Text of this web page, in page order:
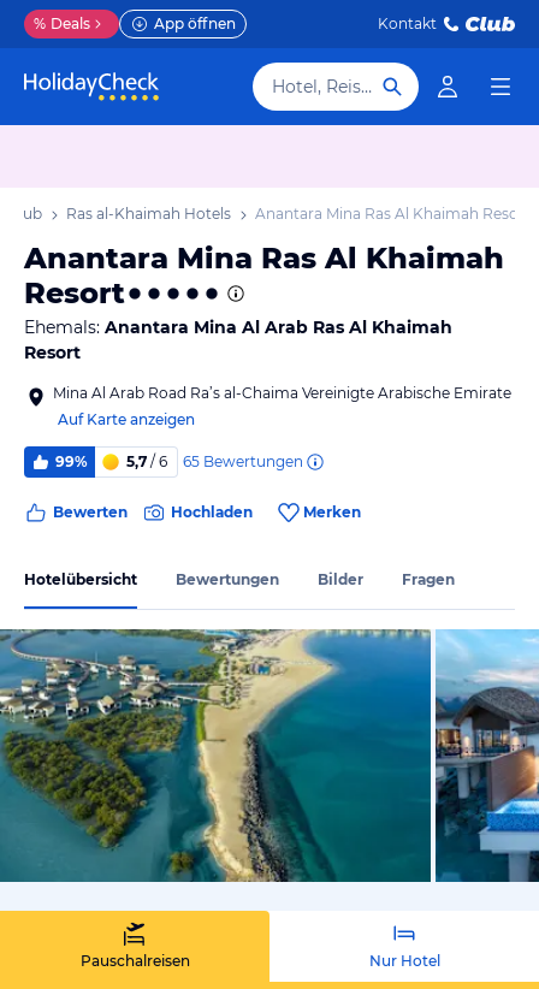
% Deals App öffnen Kontakt
Hotel, Reiseziel
Ras al-Khaimah Hotels Anantara Mina Ras Al Khaimah Resort
Anantara Mina Ras Al Khaimah
Resort
Ehemals: Anantara Mina Al Arab Ras Al Khaimah
Resort
Mina Al Arab Road Ra’s al-Chaima Vereinigte Arabische Emirate
Auf Karte anzeigen
99% 5,7 / 6 65 Bewertungen
Bewerten Hochladen Merken
Hotelübersicht Bewertungen Bilder Fragen
vom
Pauschalreisen Nur Hotel